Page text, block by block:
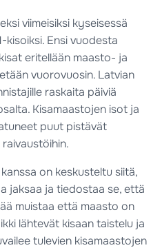
viimeisiksi kyseisessä
Ensi vuodesta
eritellään maasto- ja
vuorovuosin. Latvian
raskaita päiviä
Kisamaastojen isot ja
puut pistävät
on keskusteltu siitä,
jaksaa ja tiedostaa se, että
muistaa että maasto on
lähtevät kisaan taistelu ja
tulevien kisamaastojen